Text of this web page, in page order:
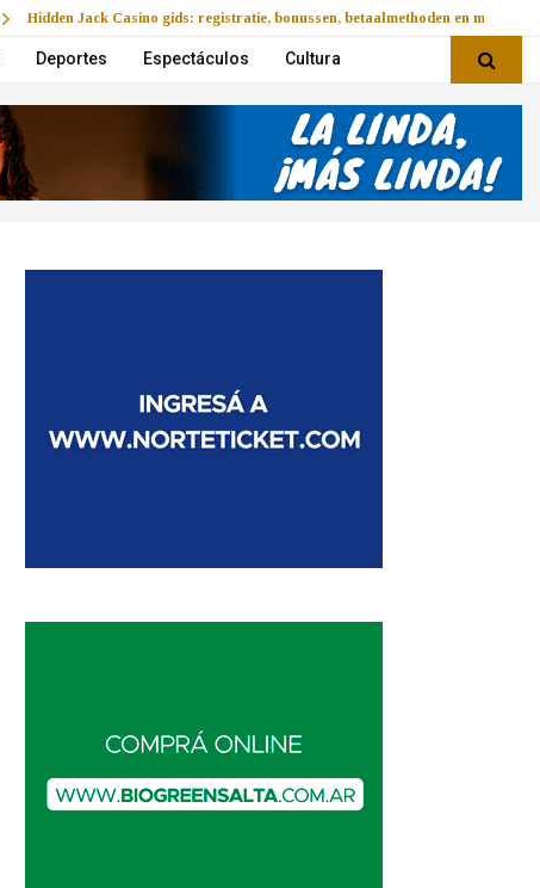
Hidden Jack Casino gids: registratie, bonussen, betaalmethoden en mobiel
Deportes Espectáculos Cultura